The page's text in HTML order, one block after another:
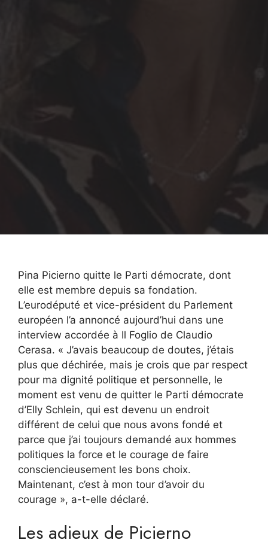
Pina Picierno quitte le Parti démocrate, dont
elle est membre depuis sa fondation.
L’eurodéputé et vice-président du Parlement
européen l’a annoncé aujourd’hui dans une
interview accordée à Il Foglio de Claudio
Cerasa. « J’avais beaucoup de doutes, j’étais
plus que déchirée, mais je crois que par respect
pour ma dignité politique et personnelle, le
moment est venu de quitter le Parti démocrate
d’Elly Schlein, qui est devenu un endroit
différent de celui que nous avons fondé et
parce que j’ai toujours demandé aux hommes
politiques la force et le courage de faire
consciencieusement les bons choix.
Maintenant, c’est à mon tour d’avoir du
courage », a-t-elle déclaré.
Les adieux de Picierno